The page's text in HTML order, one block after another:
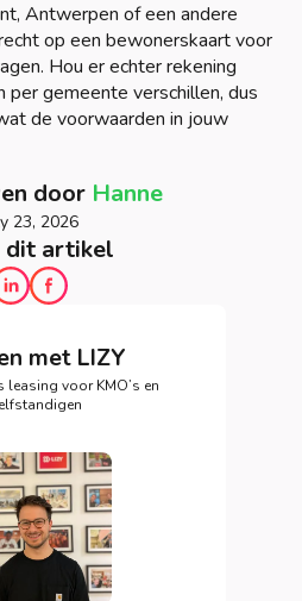
Antwerpen of een andere
op een bewonerskaart voor
Hou er echter rekening
gemeente verschillen, dus
de voorwaarden in jouw
door Hanne
23, 2026
dit artikel
met LIZY
leasing voor KMO’s en